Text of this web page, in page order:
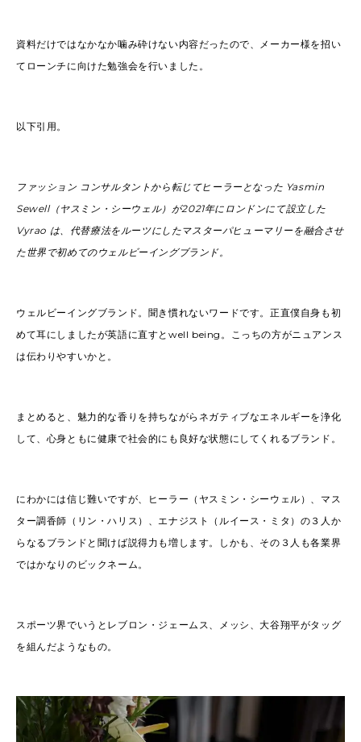
資料だけではなかなか噛み砕けない内容だったので、メーカー様を招い
てローンチに向けた勉強会を行いました。
以下引用。
ファッション コンサルタントから転じてヒーラーとなった Yasmin
Sewell（ヤスミン・シーウェル）が2021年にロンドンにて設立した
Vyrao は、代替療法をルーツにしたマスターパヒューマリーを融合させ
た世界で初めてのウェルビーイングブランド。
ウェルビーイングブランド。聞き慣れないワードです。正直僕自身も初
めて耳にしましたが英語に直すとwell being。こっちの方がニュアンス
は伝わりやすいかと。
まとめると、魅力的な香りを持ちながらネガティブなエネルギーを浄化
して、心身ともに健康で社会的にも良好な状態にしてくれるブランド。
にわかには信じ難いですが、ヒーラー（ヤスミン・シーウェル）、マス
ター調香師（リン・ハリス）、エナジスト（ルイース・ミタ）の３人か
らなるブランドと聞けば説得力も増します。しかも、その３人も各業界
ではかなりのビックネーム。
スポーツ界でいうとレブロン・ジェームス、メッシ、大谷翔平がタッグ
を組んだようなもの。